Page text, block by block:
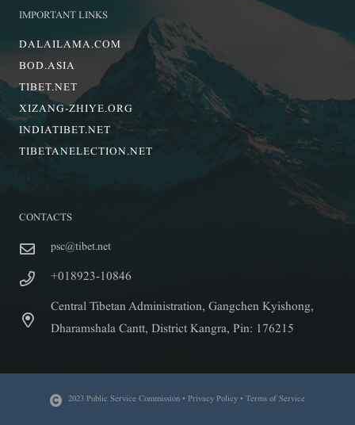
IMPORTANT LINKS
DALAILAMA.COM
BOD.ASIA
TIBET.NET
XIZANG-ZHIYE.ORG
INDIATIBET.NET
TIBETANELECTION.NET
CONTACTS
psc@tibet.net
+018923-10846
Central Tibetan Administration, Gangchen Kyishong,
Dharamshala Cantt, District Kangra, Pin: 176215
2023 Public Service Commission • Privacy Policy • Terms of Service